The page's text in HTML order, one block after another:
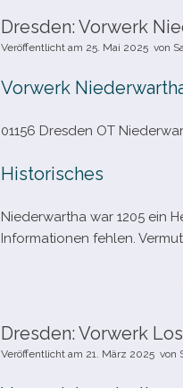
Dresden: Vorwerk
Veröffentlicht am 25. Mai 2025 von
Vorwerk
01156 Dresden OT
Historisches
Niederwartha war 1205 ein
Informationen feh­len.
Dresden: Vorwerk
Veröffentlicht am 21. März 2025 von